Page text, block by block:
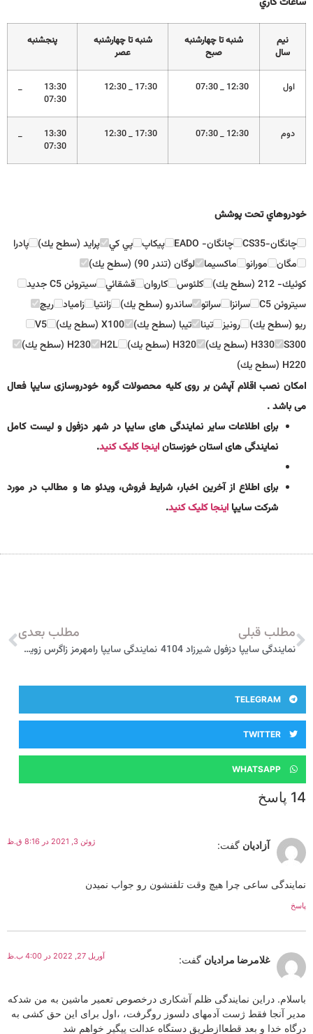
نيم
سال
شنبه تا چهارشنبه
صبح
شنبه تا چهارشنبه
عصر
پنجشنبه
اول 12:30 _ 07:30
17:30 _ 12:30
13:30 _
07:30
دوم 12:30 _ 07:30
17:30 _ 12:30
13:30 _
07:30
خودروهاي تحت پوشش
چانگان-CS35
چانگان- EADO پيكاپ پي كي پرايد (سطح يك) پادرا
مگان مورانو ماكسيما لوگان (تندر 90) (سطح يك)
كوئيك- 212 (سطح يك)
كلئوس كاروان قشقائي سيتروئن C5 جديد
سيتروئن C5
سرانزا سراتو ساندرو (سطح يك) زانتيا زامياد
ريچ
ريو (سطح يك) رونيز تينا تيبا (سطح يك) X100 (سطح يك)
V5
S300 H330 (سطح يك) H320 (سطح يك) H2L H230 (سطح يك)
H220 (سطح يك)
امکان نصب اقلام آپشن بر روی کلیه محصولات گروه خودروسازی سایپا فعال
می باشد .
برای اطلاعات سایر نمایندگی های سایپا در شهر دزفول و لیست کامل
نمایندگی های استان خوزستاناینجا کلیک کنید.
برای اطلاع از آخرین اخبار، شرایط فروش، ویدئو ها و مطالب در مورد
شرکت سایپااینجا کلیک کنید.
مطلب قبلی
نمایندگی سایپا دزفول شیرزاد 4104
مطلب بعدی
نمایندگی سایپا رامهرمز زاگرس زویدی 4131
TELEGRAM
TWITTER
WHATSAPP
14 پاسخ
آزادیان گفت: ژوئن 3, 2021 در 8:16 ق.ظ
نمایندگی ساعی چرا هیچ وقت تلفنشون رو جواب نمیدن
پاسخ
غلامرضا مرادیان گفت: آوریل 27, 2022 در 4:00 ب.ظ
باسلام. دراین نمایندگی ظلم آشکاری درخصوص تعمیر ماشین به من شدکه
مدیر آنجا فقط ژست آدمهای دلسوز روگرفت، ،اول برای این حق کشی به
درگاه خدا و بعد قطعاازطریق دستگاه عدالت پیگیر خواهم شد